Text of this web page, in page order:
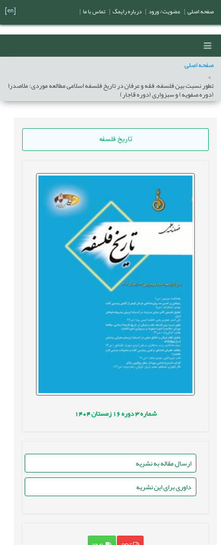
صفحه اصلی
تطور نسبت بین فلسفه، فقه و عرفان در تاریخ فلسفه اسلامی مطالعه موردی: ملاصدرا
(دوره صفویه) و سبزواری (دوره قاجار)
تاریخ فلسفه
شماره3 دوره16 زمستان1404
ارسال مقاله به نشریه
داوری برای این نشریه
صفحه اصلی عضویت/ ورود درباره رایمگ تماس با ما